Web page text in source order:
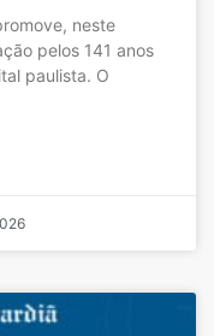
neste
pelos 141 anos
paulista. O